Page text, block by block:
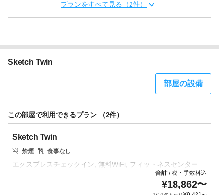
プランをすべて見る（2件）
Sketch Twin
部屋の設備
この部屋で利用できるプラン （2件）
Sketch Twin
禁煙 食事なし
合計/税・手数料込
¥18,862〜